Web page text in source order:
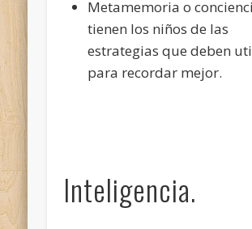
Metamemoria o
tienen los niños de las
estrategias que deben
para recordar mejor.
Inteligencia.